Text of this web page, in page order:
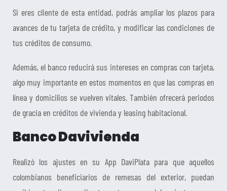
Si eres cliente de esta entidad, podrás ampliar los plazos para
avances de tu tarjeta de crédito, y modificar las condiciones de
tus créditos de consumo.
Además, el banco reducirá sus intereses en compras con tarjeta,
algo muy importante en estos momentos en que las compras en
línea y domicilios se vuelven vitales. También ofrecerá periodos
de gracia en créditos de vivienda y leasing habitacional.
Banco Davivienda
Realizó los ajustes en su App DaviPlata para que aquellos
colombianos beneficiarios de remesas del exterior, puedan